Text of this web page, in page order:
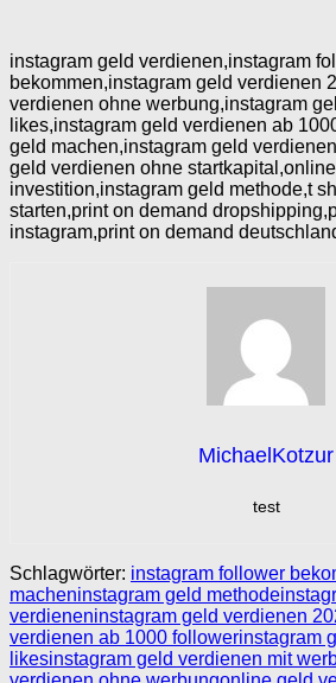
instagram geld verdienen,instagram
bekommen,instagram geld verdienen
verdienen ohne werbung,instagram
likes,instagram geld verdienen ab
geld machen,instagram geld
geld verdienen ohne
investition,instagram geld methode,t
starten,print on demand
instagram,print on demand
MichaelKotzur
test
Schlagwörter: instagram follower
macheninstagram geld methode
verdieneninstagram geld verdienen
verdienen ab 1000 followerinstagram
likesinstagram geld verdienen mit